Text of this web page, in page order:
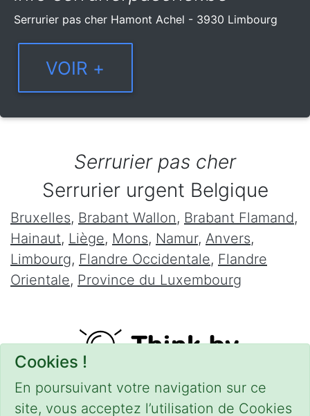
Cookies !
En poursuivant votre navigation sur ce
site, vous acceptez l’utilisation de Cookies
Serrurier pas cher Hamont Achel - 3930 Limbourg
Serrurier pas cher
Serrurier urgent Belgique
Bruxelles, Brabant Wallon, Brabant Flamand,
Hainaut, Liège, Mons, Namur, Anvers,
Limbourg, Flandre Occidentale, Flandre
Orientale, Province du Luxembourg